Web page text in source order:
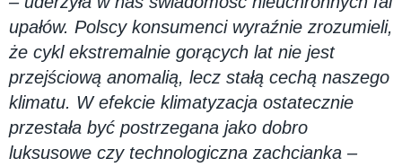
upałów. Polscy konsumenci wyraźnie zrozumieli,
że cykl ekstremalnie gorących lat nie jest
przejściową anomalią, lecz stałą cechą naszego
klimatu. W efekcie klimatyzacja ostatecznie
przestała być postrzegana jako dobro
luksusowe czy technologiczna zachcianka –